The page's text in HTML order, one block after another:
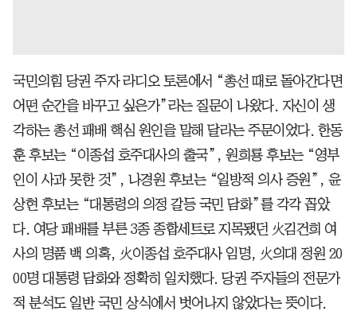
국민의힘 당권 주자 라디오 토론에서 “총선 때로 돌아간다면
어떤 순간을 바꾸고 싶은가”라는 질문이 나왔다. 자신이 생
각하는 총선 패배 핵심 원인을 말해 달라는 주문이었다. 한동
훈 후보는 “이종섭 호주대사의 출국”, 원희룡 후보는 “영부
인이 사과 못한 것”, 나경원 후보는 “일방적 의사 증원”, 윤
상현 후보는 “대통령의 의정 갈등 국민 담화”를 각각 꼽았
다. 여당 패배를 부른 3종 종합세트로 지목됐던 김건희 여
사의 명품 백 의혹, 이종섭 호주대사 임명, 의대 정원 20
00명 대통령 담화와 정확히 일치했다. 당권 주자들의 전문가
적 분석도 일반 국민 상식에서 벗어나지 않았다는 뜻이다.